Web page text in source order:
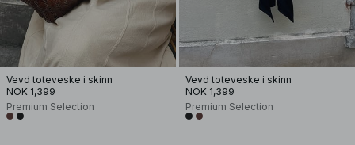
Vevd toteveske i skinn
NOK 1,399
Premium Selection
Vevd toteveske i skinn
NOK 1,399
Premium Selection